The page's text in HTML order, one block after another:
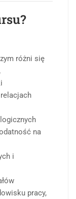
różni się
na
i
pracy,